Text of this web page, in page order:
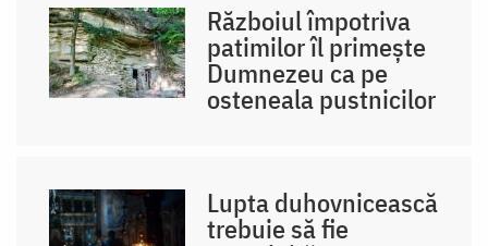
Războiul împotriva
patimilor îl primește
Dumnezeu ca pe
osteneala pustnicilor
Lupta duhovnicească
trebuie să fie